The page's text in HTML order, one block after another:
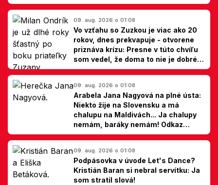
09. aug. 2026 o 01:08
Vo vzťahu so Zuzkou je viac ako 20
rokov, dnes prekvapuje - otvorene
priznáva krízu: Presne v túto chvíľu
som vedel, že doma to nie je dobré,
hovorí Milan Ondrík
09. aug. 2026 o 01:08
Arabela Jana Nagyová na plné ústa:
Niekto žije na Slovensku a má
chalupu na Maldivách... Ja chalupy
nemám, baráky nemám! Odkaz
Slovákom
09. aug. 2026 o 01:08
Podpásovka v úvode Let's Dance?
Kristián Baran si nebral servítku: Ja
som stratil slová!